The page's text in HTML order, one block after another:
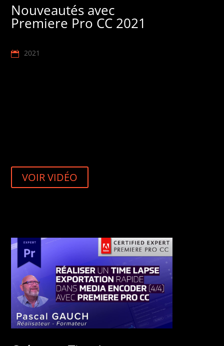
Nouveautés avec
Premiere Pro CC 2021
2021
VOIR VIDÉO